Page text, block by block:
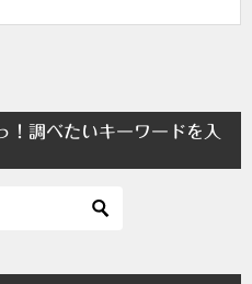
！調べたいキーワードを入